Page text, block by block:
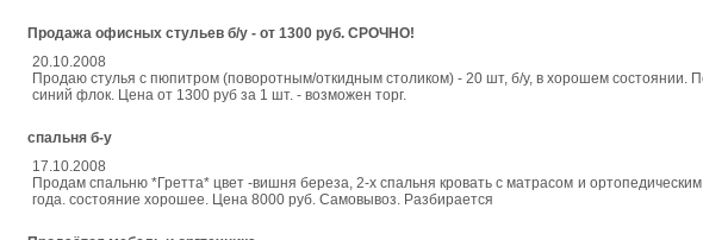
Продажа офисных стульев б/у - от 1300 руб. СРОЧНО!
20.10.2008
Продаю стулья с пюпитром (поворотным/откидным столиком) - 20 шт, б/у, в хорошем состоянии.
синий флок. Цена от 1300 руб за 1 шт. - возможен торг.
спальня б-у
17.10.2008
Продам спальню *Гретта* цвет -вишня береза, 2-х спальня кровать с матрасом и
года. состояние хорошее. Цена 8000 руб. Самовывоз. Разбирается